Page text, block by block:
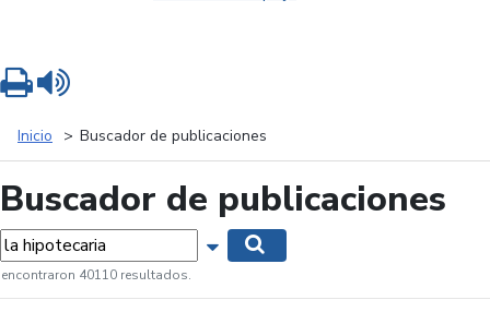
Inicio Buscador de publicaciones
Buscador de publicaciones
Mostrar opciones de búsqueda
encontraron 40110 resultados.
Imprimir